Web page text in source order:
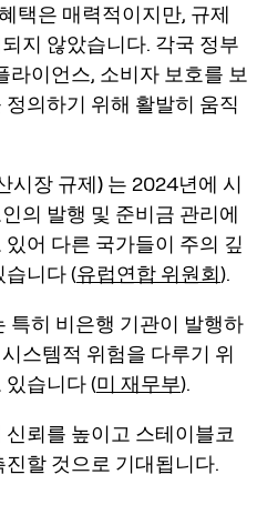
택은 매력적이지만, 규제
지 않았습니다. 각국 정부
라이언스, 소비자 보호를 보
의하기 위해 활발히 움직
시장 규제) 는 2024년에 시
의 발행 및 준비금 관리에
어 다른 국가들이 주의 깊
습니다 (유럽연합 위원회).
특히 비은행 기관이 발행하
스템적 위험을 다루기 위
있습니다 (미 재무부).
뢰를 높이고 스테이블코
할 것으로 기대됩니다.